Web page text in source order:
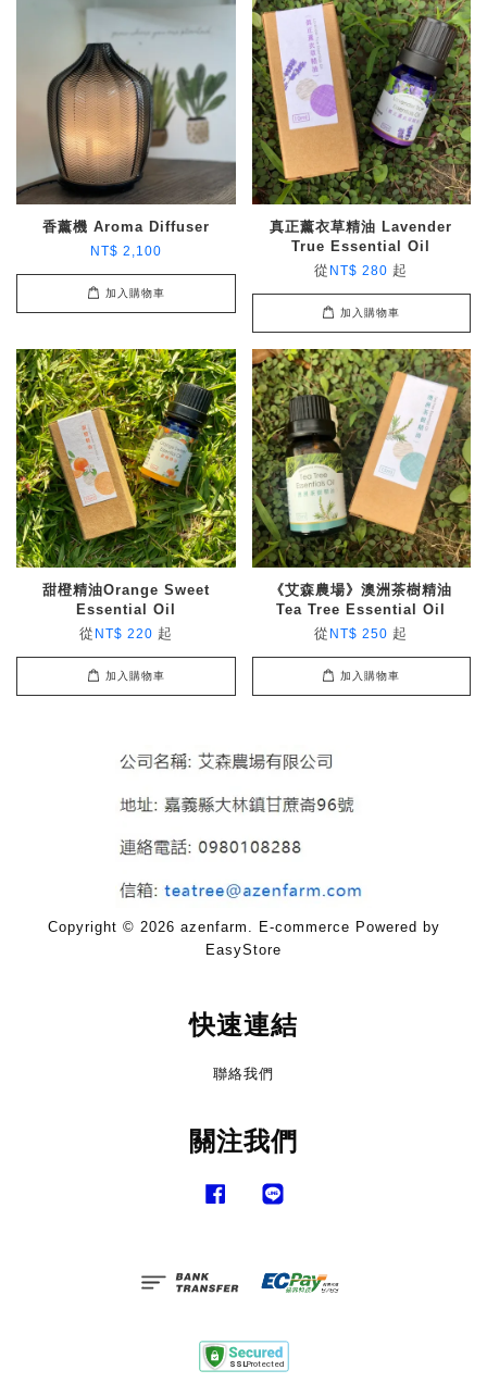
香薰機 Aroma Diffuser
NT$ 2,100
加入購物車
真正薰衣草精油 Lavender
True Essential Oil
從 NT$ 280 起
加入購物車
甜橙精油Orange Sweet
Essential Oil
從 NT$ 220 起
加入購物車
《艾森農場》澳洲茶樹精油
Tea Tree Essential Oil
從 NT$ 250 起
加入購物車
Copyright © 2026 azenfarm. E-commerce Powered by
EasyStore
快速連結
聯絡我們
關注我們
Facebook